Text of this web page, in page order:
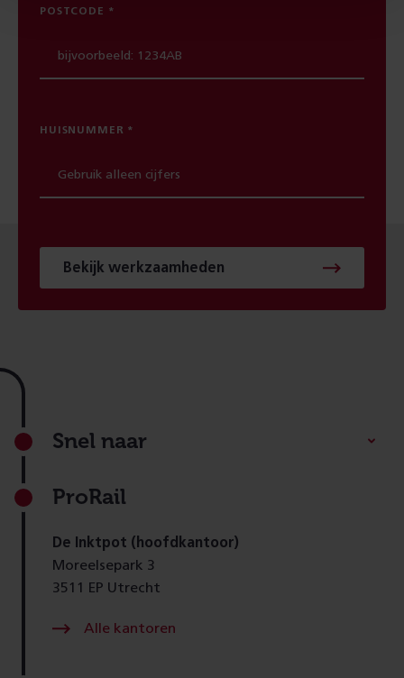
POSTCODE
HUISNUMMER
Bekijk werkzaamheden
Footer
Snel naar
ProRail
De Inktpot (hoofdkantoor)
Moreelsepark 3
3511 EP Utrecht
Alle kantoren